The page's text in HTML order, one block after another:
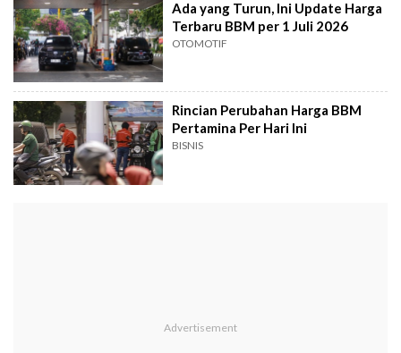
Ada yang Turun, Ini Update Harga
Terbaru BBM per 1 Juli 2026
OTOMOTIF
Rincian Perubahan Harga BBM
Pertamina Per Hari Ini
BISNIS